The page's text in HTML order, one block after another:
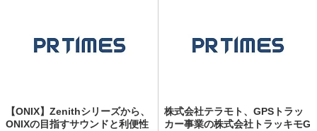
【ONIX】Zenithシリーズから、
ONIXの目指すサウンドと利便性
株式会社テラモト、GPSトラッ
カー事業の株式会社トラッキモG